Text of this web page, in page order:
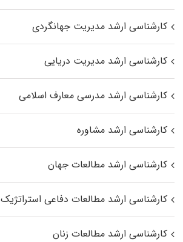
کارشناسی ارشد مدیریت جهانگردی
کارشناسی ارشد مدیریت دریایی
کارشناسی ارشد مدرسی معارف اسلامی
کارشناسی ارشد مشاوره
کارشناسی ارشد مطالعات جهان
کارشناسی ارشد مطالعات دفاعی استراتژیک
کارشناسی ارشد مطالعات زنان